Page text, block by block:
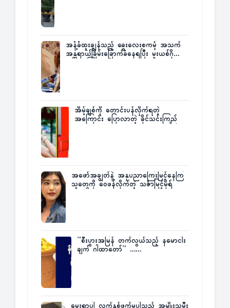
အနံ့ခံထူးချွန်သည့် ခွေးလေးစကမ့် အသက်
အန္တရာယ်ခြိမ်းခြောက်ခံနေရပြီး မူးယစ်ဂိုဏ်း
အိမ့်ချစ်ကို တောင်းပန်လိုက်ရတဲ့
အကြောင်း ပြောလာတဲ့ ခိုင်သင်းကြည်
အဖော်အချွတ်နဲ့ အနုပညာကြေးမြင့်နေကြ
သူတွေကို ဝေဖန်လိုက်တဲ့ သင်္ဇာမြင့်မိုရ်
”စီးပွားအမြန် တက်လွယ်သည့် နမောငါး
ချက် ဂါထာတော်” ……